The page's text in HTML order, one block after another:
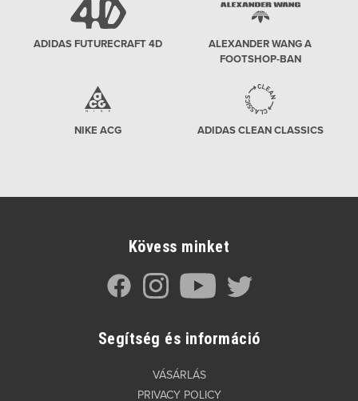
ADIDAS FUTURECRAFT 4D
ALEXANDER WANG A
FOOTSHOP-BAN
NIKE ACG ADIDAS CLEAN CLASSICS
Kövess minket
Segítség és információ
VÁSÁRLÁS
PRIVACY POLICY